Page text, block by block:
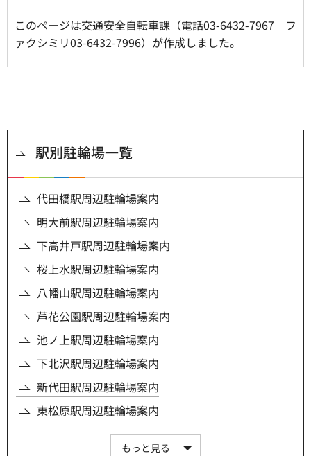
このページは交通安全自転車課（電話03-6432-7967 フ
ァクシミリ03-6432-7996）が作成しました。
駅別駐輪場一覧
代田橋駅周辺駐輪場案内
明大前駅周辺駐輪場案内
下高井戸駅周辺駐輪場案内
桜上水駅周辺駐輪場案内
八幡山駅周辺駐輪場案内
芦花公園駅周辺駐輪場案内
池ノ上駅周辺駐輪場案内
下北沢駅周辺駐輪場案内
新代田駅周辺駐輪場案内
東松原駅周辺駐輪場案内
もっと見る